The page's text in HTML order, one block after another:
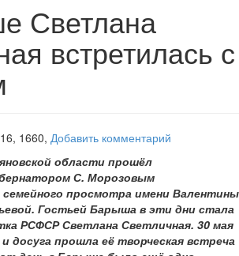
Светлана
встретилась с
1660, Добавить комментарий
области прошёл
С. Морозовым
просмотра имени Валентины
Гостьей Барыша в эти дни стала
РСФСР Светлана Светличная. 30 мая
досуга прошла её творческая встреча